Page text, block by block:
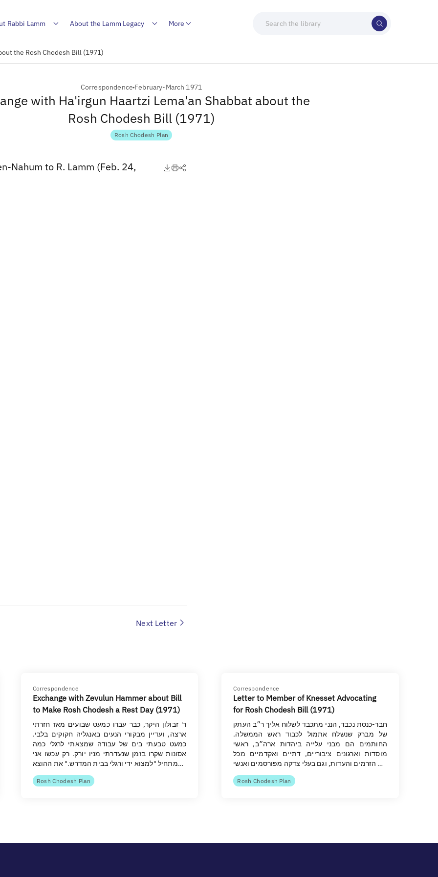
Rabbi Lamm About the Lamm Legacy More
the Rosh Chodesh Bill (1971)
Correspondence February-March 1971
with Ha'irgun Haartzi Lema'an Shabbat about the
Rosh Chodesh Bill (1971)
Rosh Chodesh Plan
Nahum to R. Lamm (Feb. 24,
Next Letter
Correspondence
Exchange with Zevulun Hammer about Bill
to Make Rosh Chodesh a Rest Day (1971)
ר' זבולון היקר, כבר עברו כמעט שבועים מאז חזרתי
ארצה, ועדיין מבקורי הנעים באנגליה חקוקים בלבי.
כמעט טבעתי בים של עבודה שמצאתי לרגלי כמה
אסונות שקרו בזמן שנעדרתי מניו יורק. רק עכשו אני
מתחיל "למצוא ידי ורגלי בבית המדרש." את ההוצא…
Rosh Chodesh Plan
Correspondence
Letter to Member of Knesset Advocating
for Rosh Chodesh Bill (1971)
חבר-כנסת נכבד, הנני מתכבד לשלוח אליך ר״ב העתק
של מברק שנשלח אתמול לכבוד ראש הממשלה.
החותמים הם מבני עלייה ביהדות ארה״ב, ראשי
מוסדות וארגונים ציבוריים, דתיים ואקדמיים מכל
הזרמים והעדות, וגם בעלי צדקה מפורסמים ואנשי …
Rosh Chodesh Plan